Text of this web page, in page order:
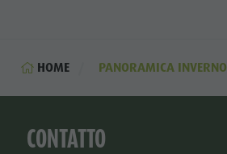
HOME PANORAMICA INVERNO
CONTATTO